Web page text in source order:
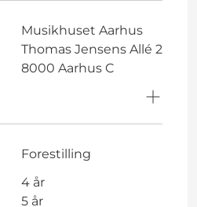
Musikhuset Aarhus
Thomas Jensens Allé 2
8000 Aarhus C
Forestilling
4 år
5 år